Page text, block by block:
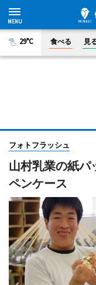
29°C 食べる 見
フォトフラッシュ
山村乳業の紙パ
ペンケース